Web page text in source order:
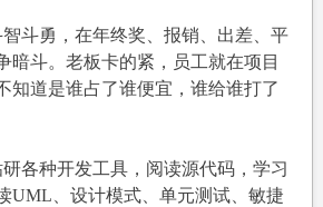
斗勇，在年终奖、报销、出差、平
暗斗。老板卡的紧，员工就在项目
知道是谁占了谁便宜，谁给谁打了
各种开发工具，阅读源代码，学习
UML、设计模式、单元测试、敏捷